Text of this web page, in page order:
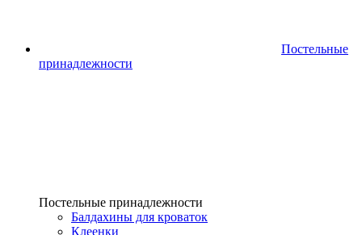
Постельные
принадлежности
Постельные принадлежности
Балдахины для кроваток
Клеенки